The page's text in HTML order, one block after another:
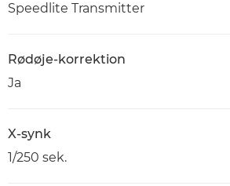
Speedlite Transmitter
Rødøje-korrektion
Ja
X-synk
1/250 sek.